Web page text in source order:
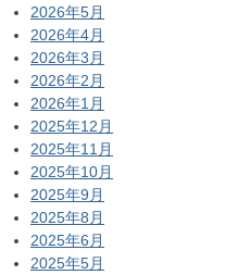
2026年5月
2026年4月
2026年3月
2026年2月
2026年1月
2025年12月
2025年11月
2025年10月
2025年9月
2025年8月
2025年6月
2025年5月